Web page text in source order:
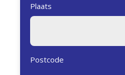
Plaats
Postcode